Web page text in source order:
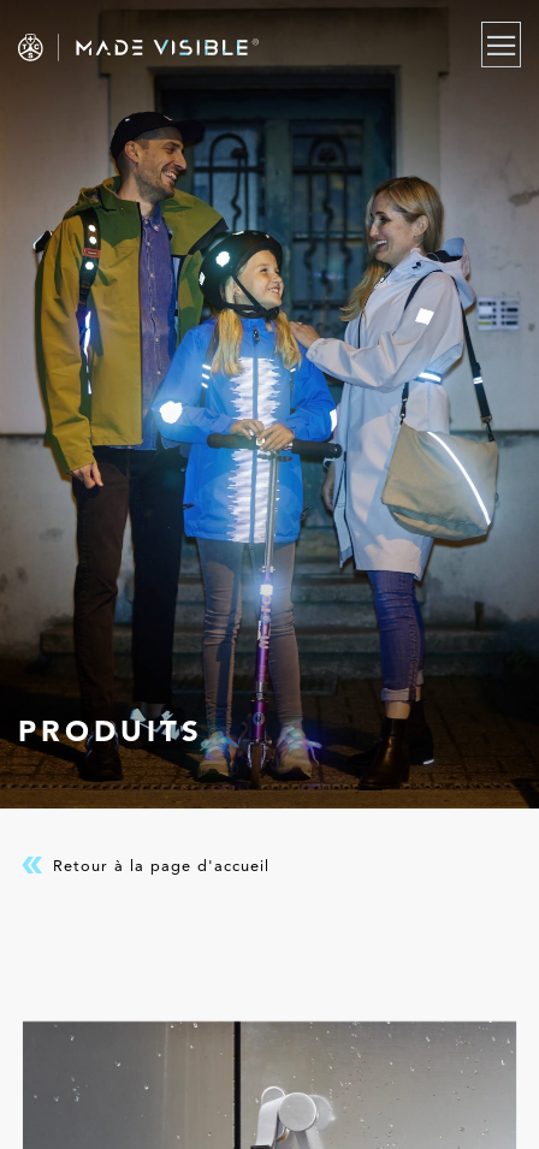
PRODUITS
Retour à la page d'accueil